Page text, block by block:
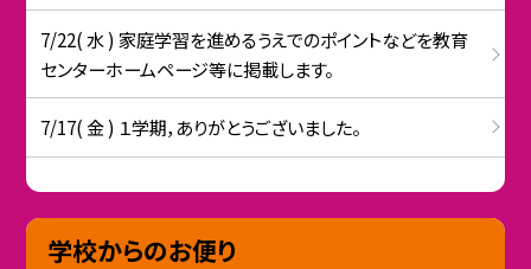
7/22( 水 ) 家庭学習を進めるうえでのポイントなどを教育
センターホームページ等に掲載します。
7/17( 金 ) １学期，ありがとうございました。
学校からのお便り